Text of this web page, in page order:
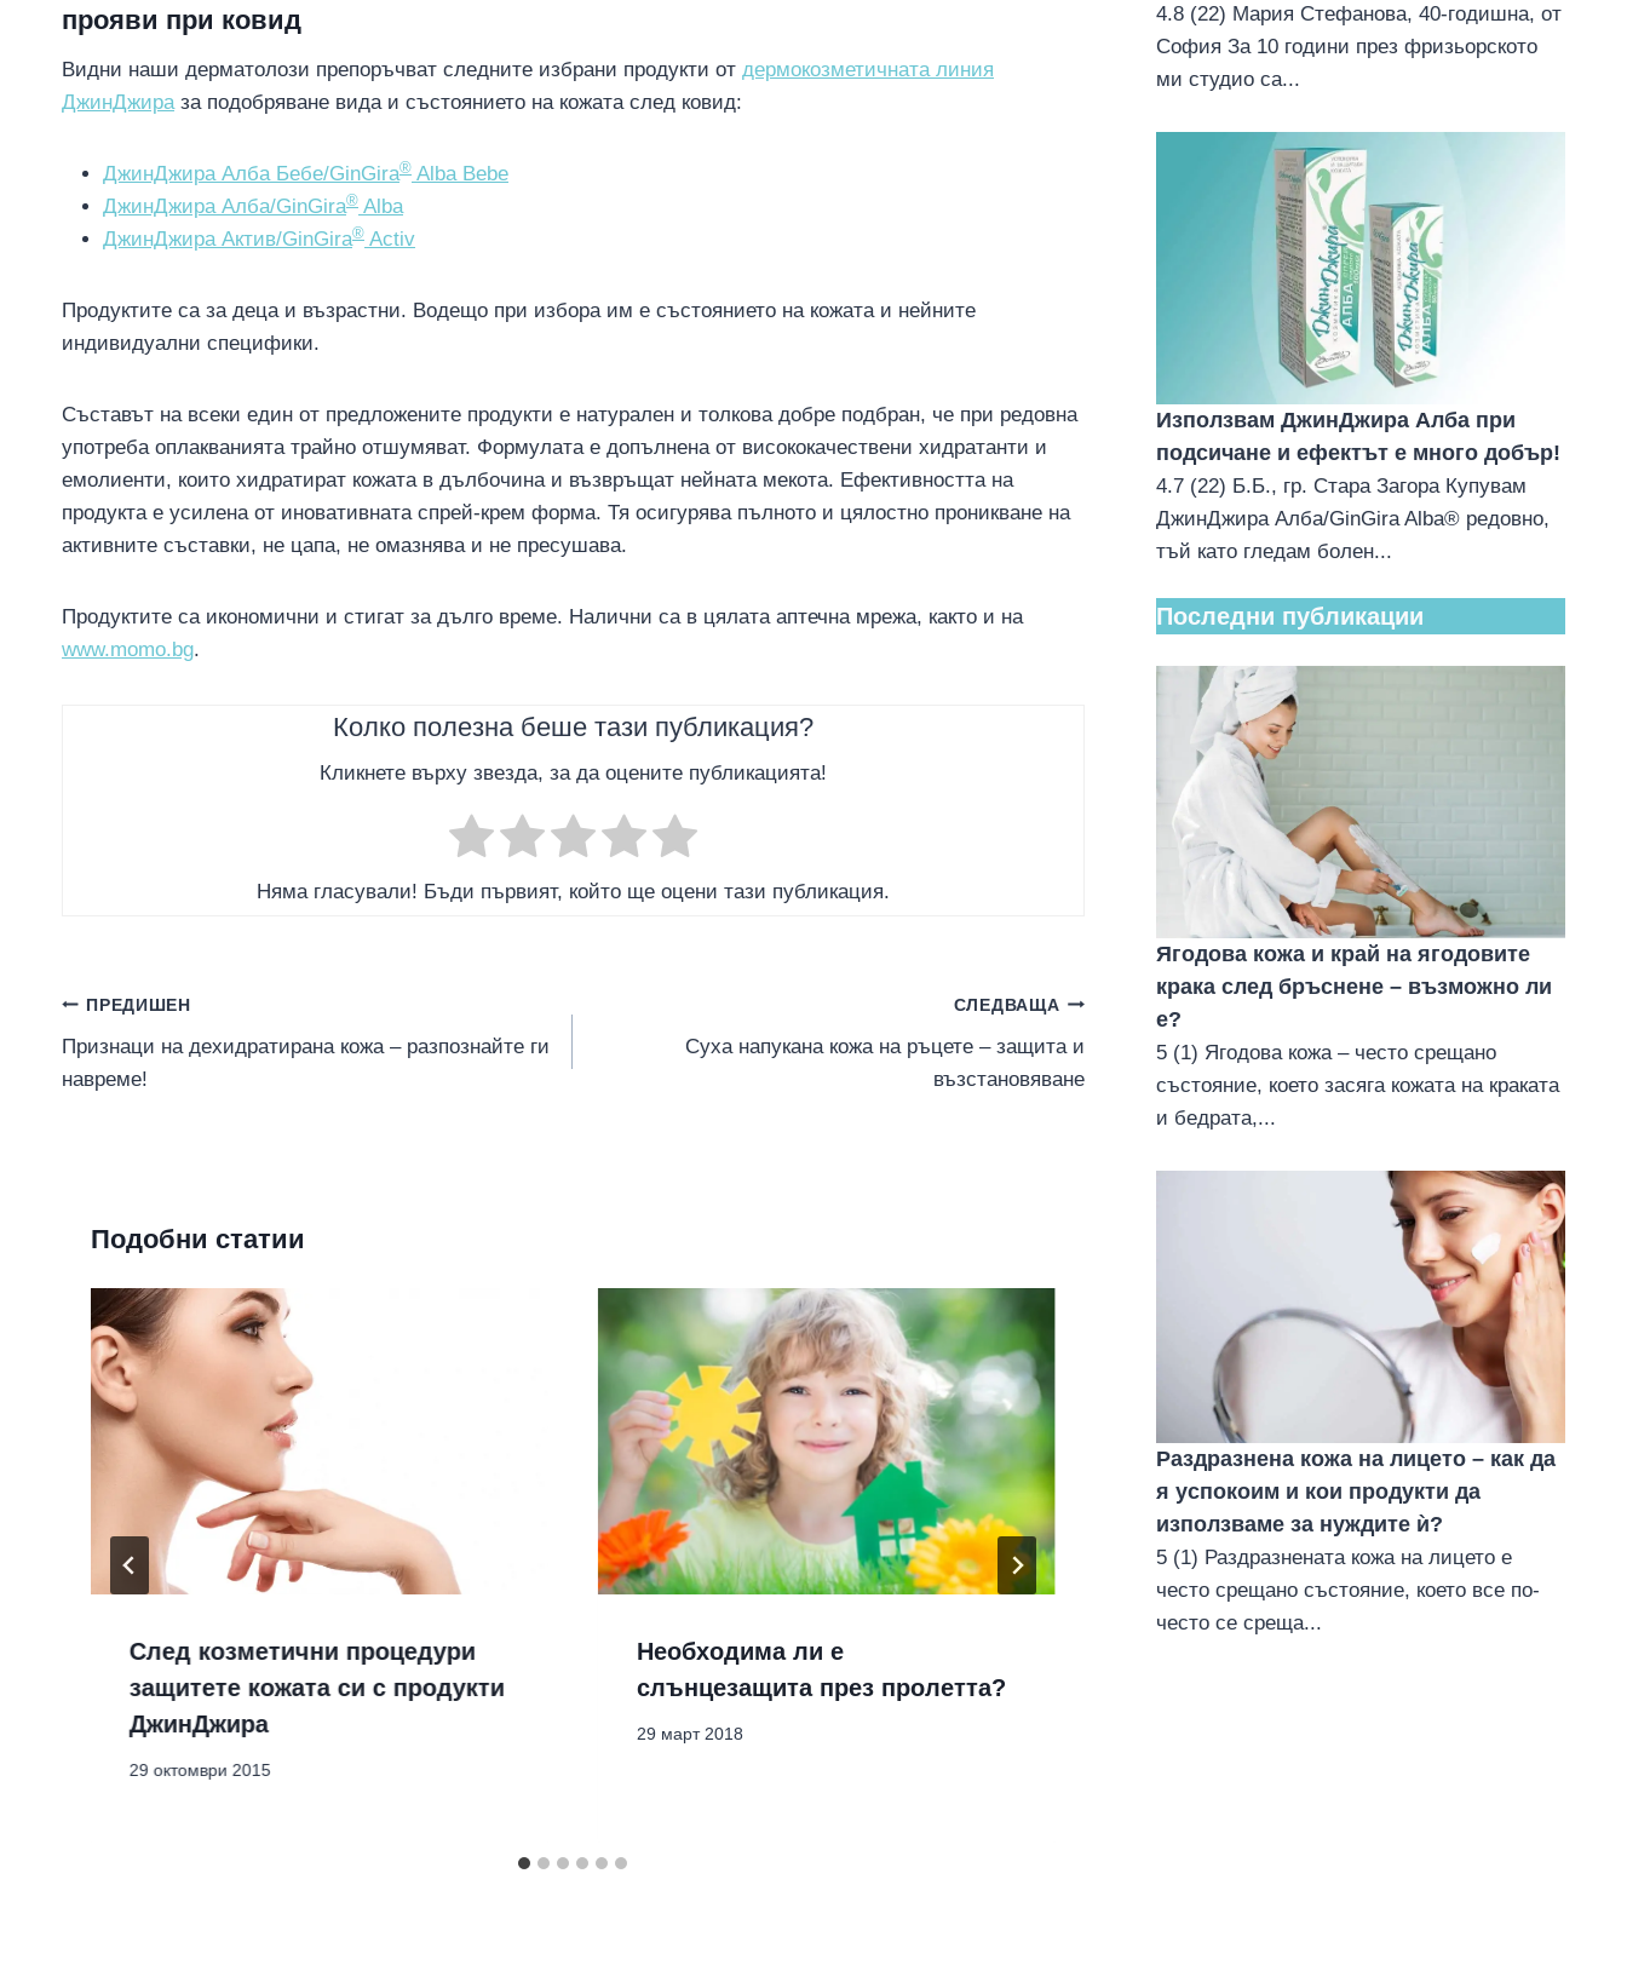
прояви при ковид
Видни наши дерматолози препоръчват следните избрани продукти от дермокозметичната линия
ДжинДжираза подобряване вида и състоянието на кожата след ковид:
ДжинДжира Алба Бебе/GinGira® Alba Bebe
ДжинДжира Алба/GinGira® Alba
ДжинДжира Актив/GinGira® Activ
Продуктите са за деца и възрастни. Водещо при избора им е състоянието на кожата и нейните
индивидуални специфики.
Съставът на всеки един от предложените продукти е натурален и толкова добре подбран, че при редовна
употреба оплакванията трайно отшумяват. Формулата е допълнена от висококачествени хидратанти и
емолиенти, които хидратират кожата в дълбочина и възвръщат нейната мекота. Ефективността на
продукта е усилена от иновативната спрей-крем форма. Тя осигурява пълното и цялостно проникване на
активните съставки, не цапа, не омазнява и не пресушава.
Продуктите са икономични и стигат за дълго време. Налични са в цялата аптечна мрежа, както и на
www.momo.bg.
Колко полезна беше тази публикация?
Кликнете върху звезда, за да оцените публикацията!
Няма гласували! Бъди първият, който ще оцени тази публикация.
Навигация
ПРЕДИШЕН
Признаци на дехидратирана кожа – разпознайте ги
навреме!
СЛЕДВАЩА
Суха напукана кожа на ръцете – защита и
възстановяване
Подобни статии
След козметични процедури
защитете кожата си с продукти
ДжинДжира
29 октомври 2015
Необходима ли е
слънцезащита през пролетта?
29 март 2018
4.8 (22) Мария Стефанова, 40-годишна, от
София За 10 години през фризьорското
ми студио са...
Използвам ДжинДжира Алба при
подсичане и ефектът е много добър!
4.7 (22) Б.Б., гр. Стара Загора Купувам
ДжинДжира Алба/GinGira Alba® редовно,
тъй като гледам болен...
Последни публикации
Ягодова кожа и край на ягодовите
крака след бръснене – възможно ли
е?
5 (1) Ягодова кожа – често срещано
състояние, което засяга кожата на краката
и бедрата,...
Раздразнена кожа на лицето – как да
я успокоим и кои продукти да
използваме за нуждите ѝ?
5 (1) Раздразнената кожа на лицето е
често срещано състояние, което все по-
често се среща...